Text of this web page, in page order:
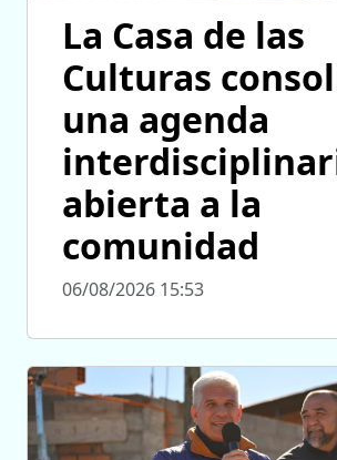
La Casa de las
Culturas
una agenda
abierta a la
comunidad
06/08/2026 15:53